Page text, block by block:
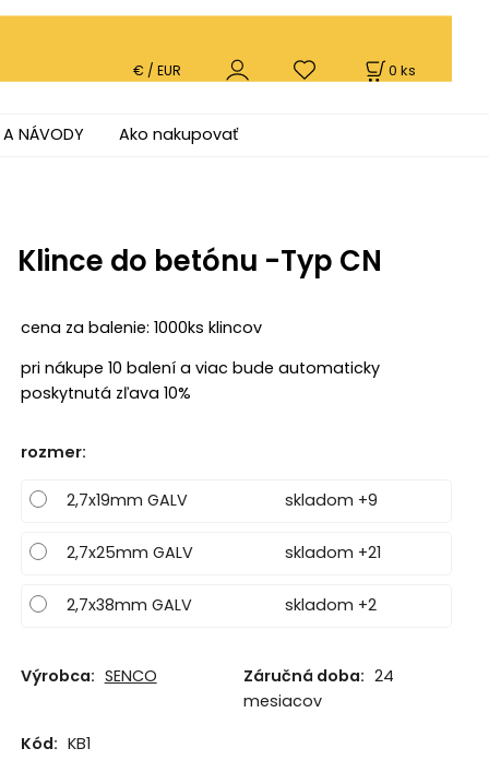
0 ks
€ / EUR
NÁVODY Ako nakupovať
Klince do betónu -Typ CN
cena za balenie: 1000ks klincov
pri nákupe 10 balení a viac bude automaticky
poskytnutá zľava 10%
rozmer:
2,7x19mm GALV skladom +9
2,7x25mm GALV skladom +21
2,7x38mm GALV skladom +2
Výrobca: SENCO Záručná doba: 24
mesiacov
Kód: KB1